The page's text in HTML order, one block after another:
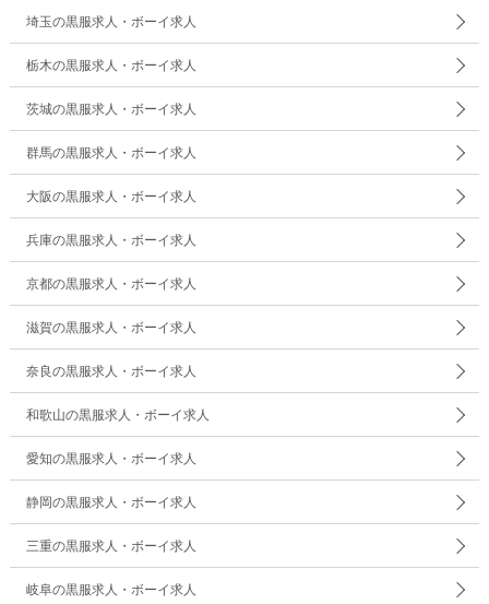
埼玉の黒服求人・ボーイ求人
栃木の黒服求人・ボーイ求人
茨城の黒服求人・ボーイ求人
群馬の黒服求人・ボーイ求人
大阪の黒服求人・ボーイ求人
兵庫の黒服求人・ボーイ求人
京都の黒服求人・ボーイ求人
滋賀の黒服求人・ボーイ求人
奈良の黒服求人・ボーイ求人
和歌山の黒服求人・ボーイ求人
愛知の黒服求人・ボーイ求人
静岡の黒服求人・ボーイ求人
三重の黒服求人・ボーイ求人
岐阜の黒服求人・ボーイ求人